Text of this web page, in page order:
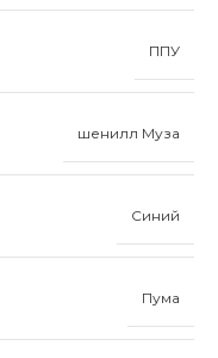
ППУ
шенилл Муза
Синий
Пума